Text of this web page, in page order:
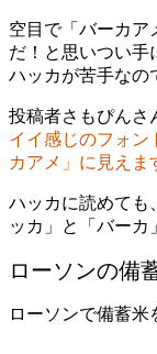
空目で「バーカア
だ！と思いつい手
ハッカが苦手なの
投稿者さもぴんさ
イイ感じのフォン
カアメ」に見えま
ハッカに読めても
ッカ」と「バーカ
ローソンの備
ローソンで備蓄米